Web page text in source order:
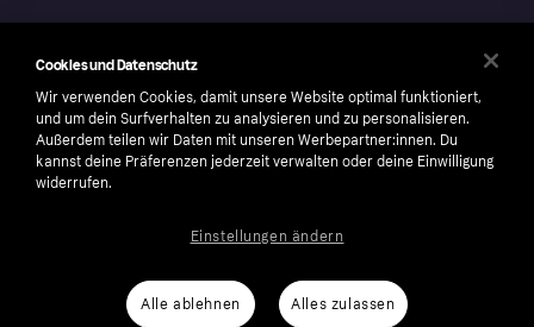
number: 556737-0431
Cookies und Datenschutz
Wir verwenden Cookies, damit unsere Website optimal funktioniert,
und um dein Surfverhalten zu analysieren und zu personalisieren.
Außerdem teilen wir Daten mit unseren Werbepartner:innen. Du
kannst deine Präferenzen jederzeit verwalten oder deine Einwilligung
widerrufen.
Alle ablehnen Alles zulassen
Einstellungen ändern